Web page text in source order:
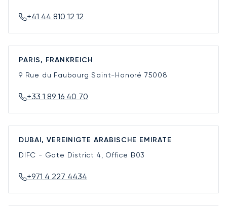
+41 44 810 12 12
PARIS, FRANKREICH
9 Rue du Faubourg Saint-Honoré 75008
+33 1 89 16 40 70
DUBAI, VEREINIGTE ARABISCHE EMIRATE
DIFC - Gate District 4, Office B03
+971 4 227 4434